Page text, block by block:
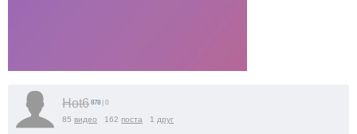
Hot6 878 | 0
85 видео 162 поста 1 друг